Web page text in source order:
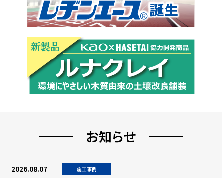
お知らせ
2026.08.07 施工事例